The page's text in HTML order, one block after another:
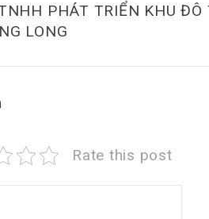
PHÁT TRIỂN KHU ĐÔ
LONG
Rate this post